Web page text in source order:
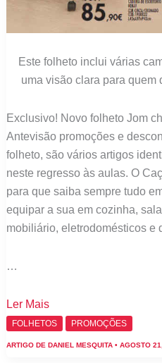
Este folheto inclui várias
uma visão clara para quem
Exclusivo! Novo folheto Jom
Antevisão promoções e
folheto, são vários artigos
neste regresso às aulas. O
para que saiba sempre tudo
equipar a sua em cozinha,
mobiliário, eletrodomésticos e
…
Folheto
Jom
Antevisão:
Ler Mais
FOLHETOS PROMOÇÕES
ARTIGO DE DANIEL MESQUITA • AGOSTO